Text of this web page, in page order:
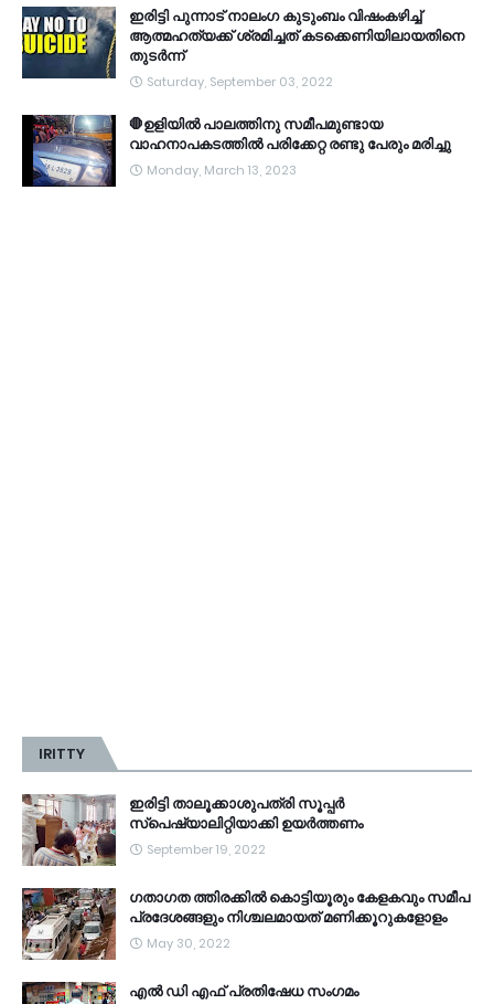
ഇരിട്ടി പുന്നാട് നാലംഗ കുടുംബം വിഷംകഴിച്ച്‌
ആത്മഹത്യക്ക് ശ്രമിച്ചത് കടക്കെണിയിലായതിനെ
തുടർന്ന്
Saturday, September 03, 2022
🛑ഉളിയിൽ പാലത്തിനു സമീപമുണ്ടായ
വാഹനാപകടത്തിൽ പരിക്കേറ്റ രണ്ടു പേരും മരിച്ചു
Monday, March 13, 2023
IRITTY
ഇരിട്ടി താലൂക്കാശുപത്രി സൂപ്പർ
സ്‌പെഷ്യാലിറ്റിയാക്കി ഉയർത്തണം
September 19, 2022
ഗതാഗത ത്തിരക്കിൽ കൊട്ടിയൂരും കേളകവും സമീപ
പ്രദേശങ്ങളും നിശ്ചലമായത് മണിക്കൂറുകളോളം
May 30, 2022
എൽ ഡി എഫ് പ്രതിഷേധ സംഗമം